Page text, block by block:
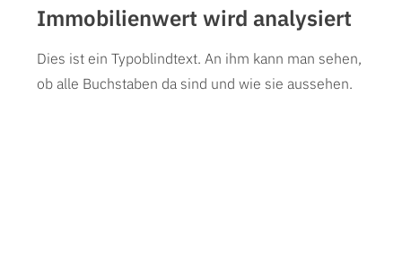
Immobilienwert wird analysiert
Dies ist ein Typoblindtext. An ihm kann man sehen,
ob alle Buchstaben da sind und wie sie aussehen.